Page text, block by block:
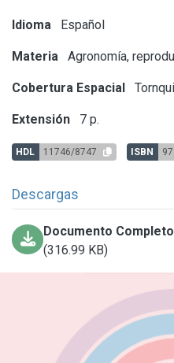
Idioma Español
Materia Agronomía,
Cobertura Espacial
Extensión 7 p.
HDL 11746/8747 ISBN
Descargas
Documento Completo
(316.99 KB)